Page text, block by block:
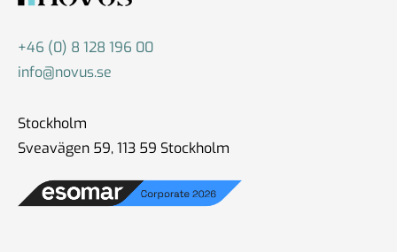
+46 (0) 8 128 196 00
info@novus.se
Stockholm
Sveavägen 59, 113 59 Stockholm